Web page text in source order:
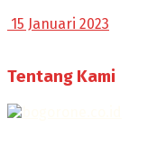
15 Januari 2023
Tentang Kami